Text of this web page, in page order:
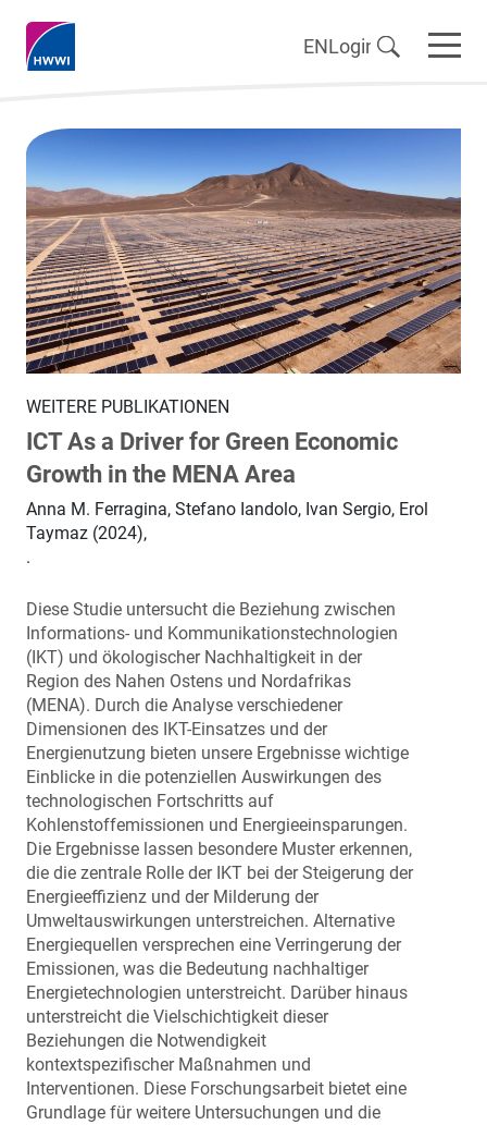
ENLogin
WEITERE PUBLIKATIONEN
ICT As a Driver for Green Economic
Growth in the MENA Area
Anna M. Ferragina, Stefano Iandolo, Ivan Sergio, Erol
Taymaz (2024),
.
Diese Studie untersucht die Beziehung zwischen
Informations- und Kommunikationstechnologien
(IKT) und ökologischer Nachhaltigkeit in der
Region des Nahen Ostens und Nordafrikas
(MENA). Durch die Analyse verschiedener
Dimensionen des IKT-Einsatzes und der
Energienutzung bieten unsere Ergebnisse wichtige
Einblicke in die potenziellen Auswirkungen des
technologischen Fortschritts auf
Kohlenstoffemissionen und Energieeinsparungen.
Die Ergebnisse lassen besondere Muster erkennen,
die die zentrale Rolle der IKT bei der Steigerung der
Energieeffizienz und der Milderung der
Umweltauswirkungen unterstreichen. Alternative
Energiequellen versprechen eine Verringerung der
Emissionen, was die Bedeutung nachhaltiger
Energietechnologien unterstreicht. Darüber hinaus
unterstreicht die Vielschichtigkeit dieser
Beziehungen die Notwendigkeit
kontextspezifischer Maßnahmen und
Interventionen. Diese Forschungsarbeit bietet eine
Grundlage für weitere Untersuchungen und die